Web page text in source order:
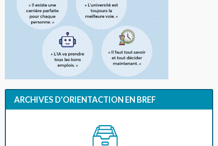
ARCHIVES D’ORIENTACTION EN BREF